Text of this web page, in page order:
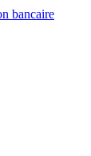
bancaire